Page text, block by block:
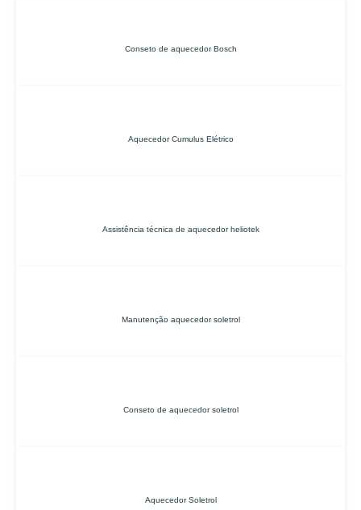
Conseto de aquecedor Bosch
Aquecedor Cumulus Elétrico
Assistência técnica de aquecedor heliotek
Manutenção aquecedor soletrol
Conseto de aquecedor soletrol
Aquecedor Soletrol